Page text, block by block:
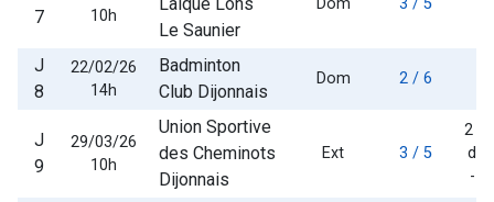
7
10h
Le Saunier
J
8
22/02/26
14h
Badminton
Club Dijonnais
Dom 2 / 6
J
9
29/03/26
10h
Union Sportive
des Cheminots
Dijonnais
Ext 3 / 5
2 -
-